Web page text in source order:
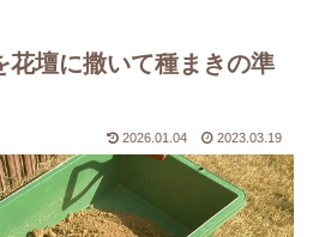
花壇に撒いて種まきの準
2026.01.04 2023.03.19